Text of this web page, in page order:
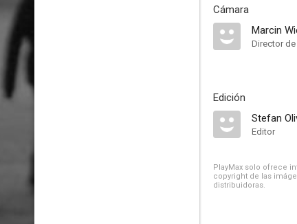
Cámara
Marcin
Director
Edición
Stefan
Editor
PlayMax solo ofrece
copyright de las
distribuidoras.